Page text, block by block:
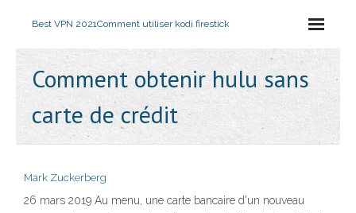
Best VPN 2021Comment utiliser kodi firestick
Comment obtenir hulu sans
carte de crédit
Mark Zuckerberg
26 mars 2019 Au menu, une carte bancaire d'un nouveau